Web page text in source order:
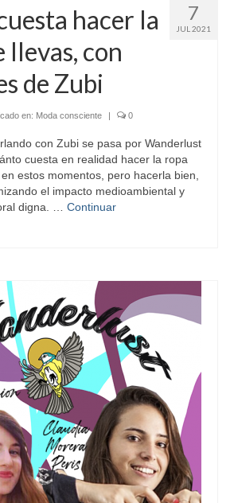
7
JUL 2021
hacer la
llevas, con
de Zubi
en: Moda consciente 0
con Zubi se pasa por Wanderlust
cuesta en realidad hacer la ropa
estos momentos, pero hacerla bien,
el impacto medioambiental y
digna. … Continuar